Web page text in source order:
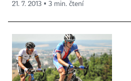
21. 7. 2013 ▪ 3 min. čtení